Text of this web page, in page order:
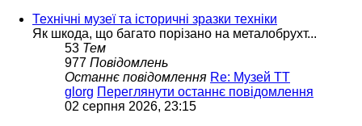
Технічні музеї та історичні зразки техніки
Як шкода, що багато порізано на металобрухт...
53 Тем
977 Повідомлень
Останнє повідомлення Re: Музей ТТ
glorg Переглянути останнє повідомлення
02 серпня 2026, 23:15